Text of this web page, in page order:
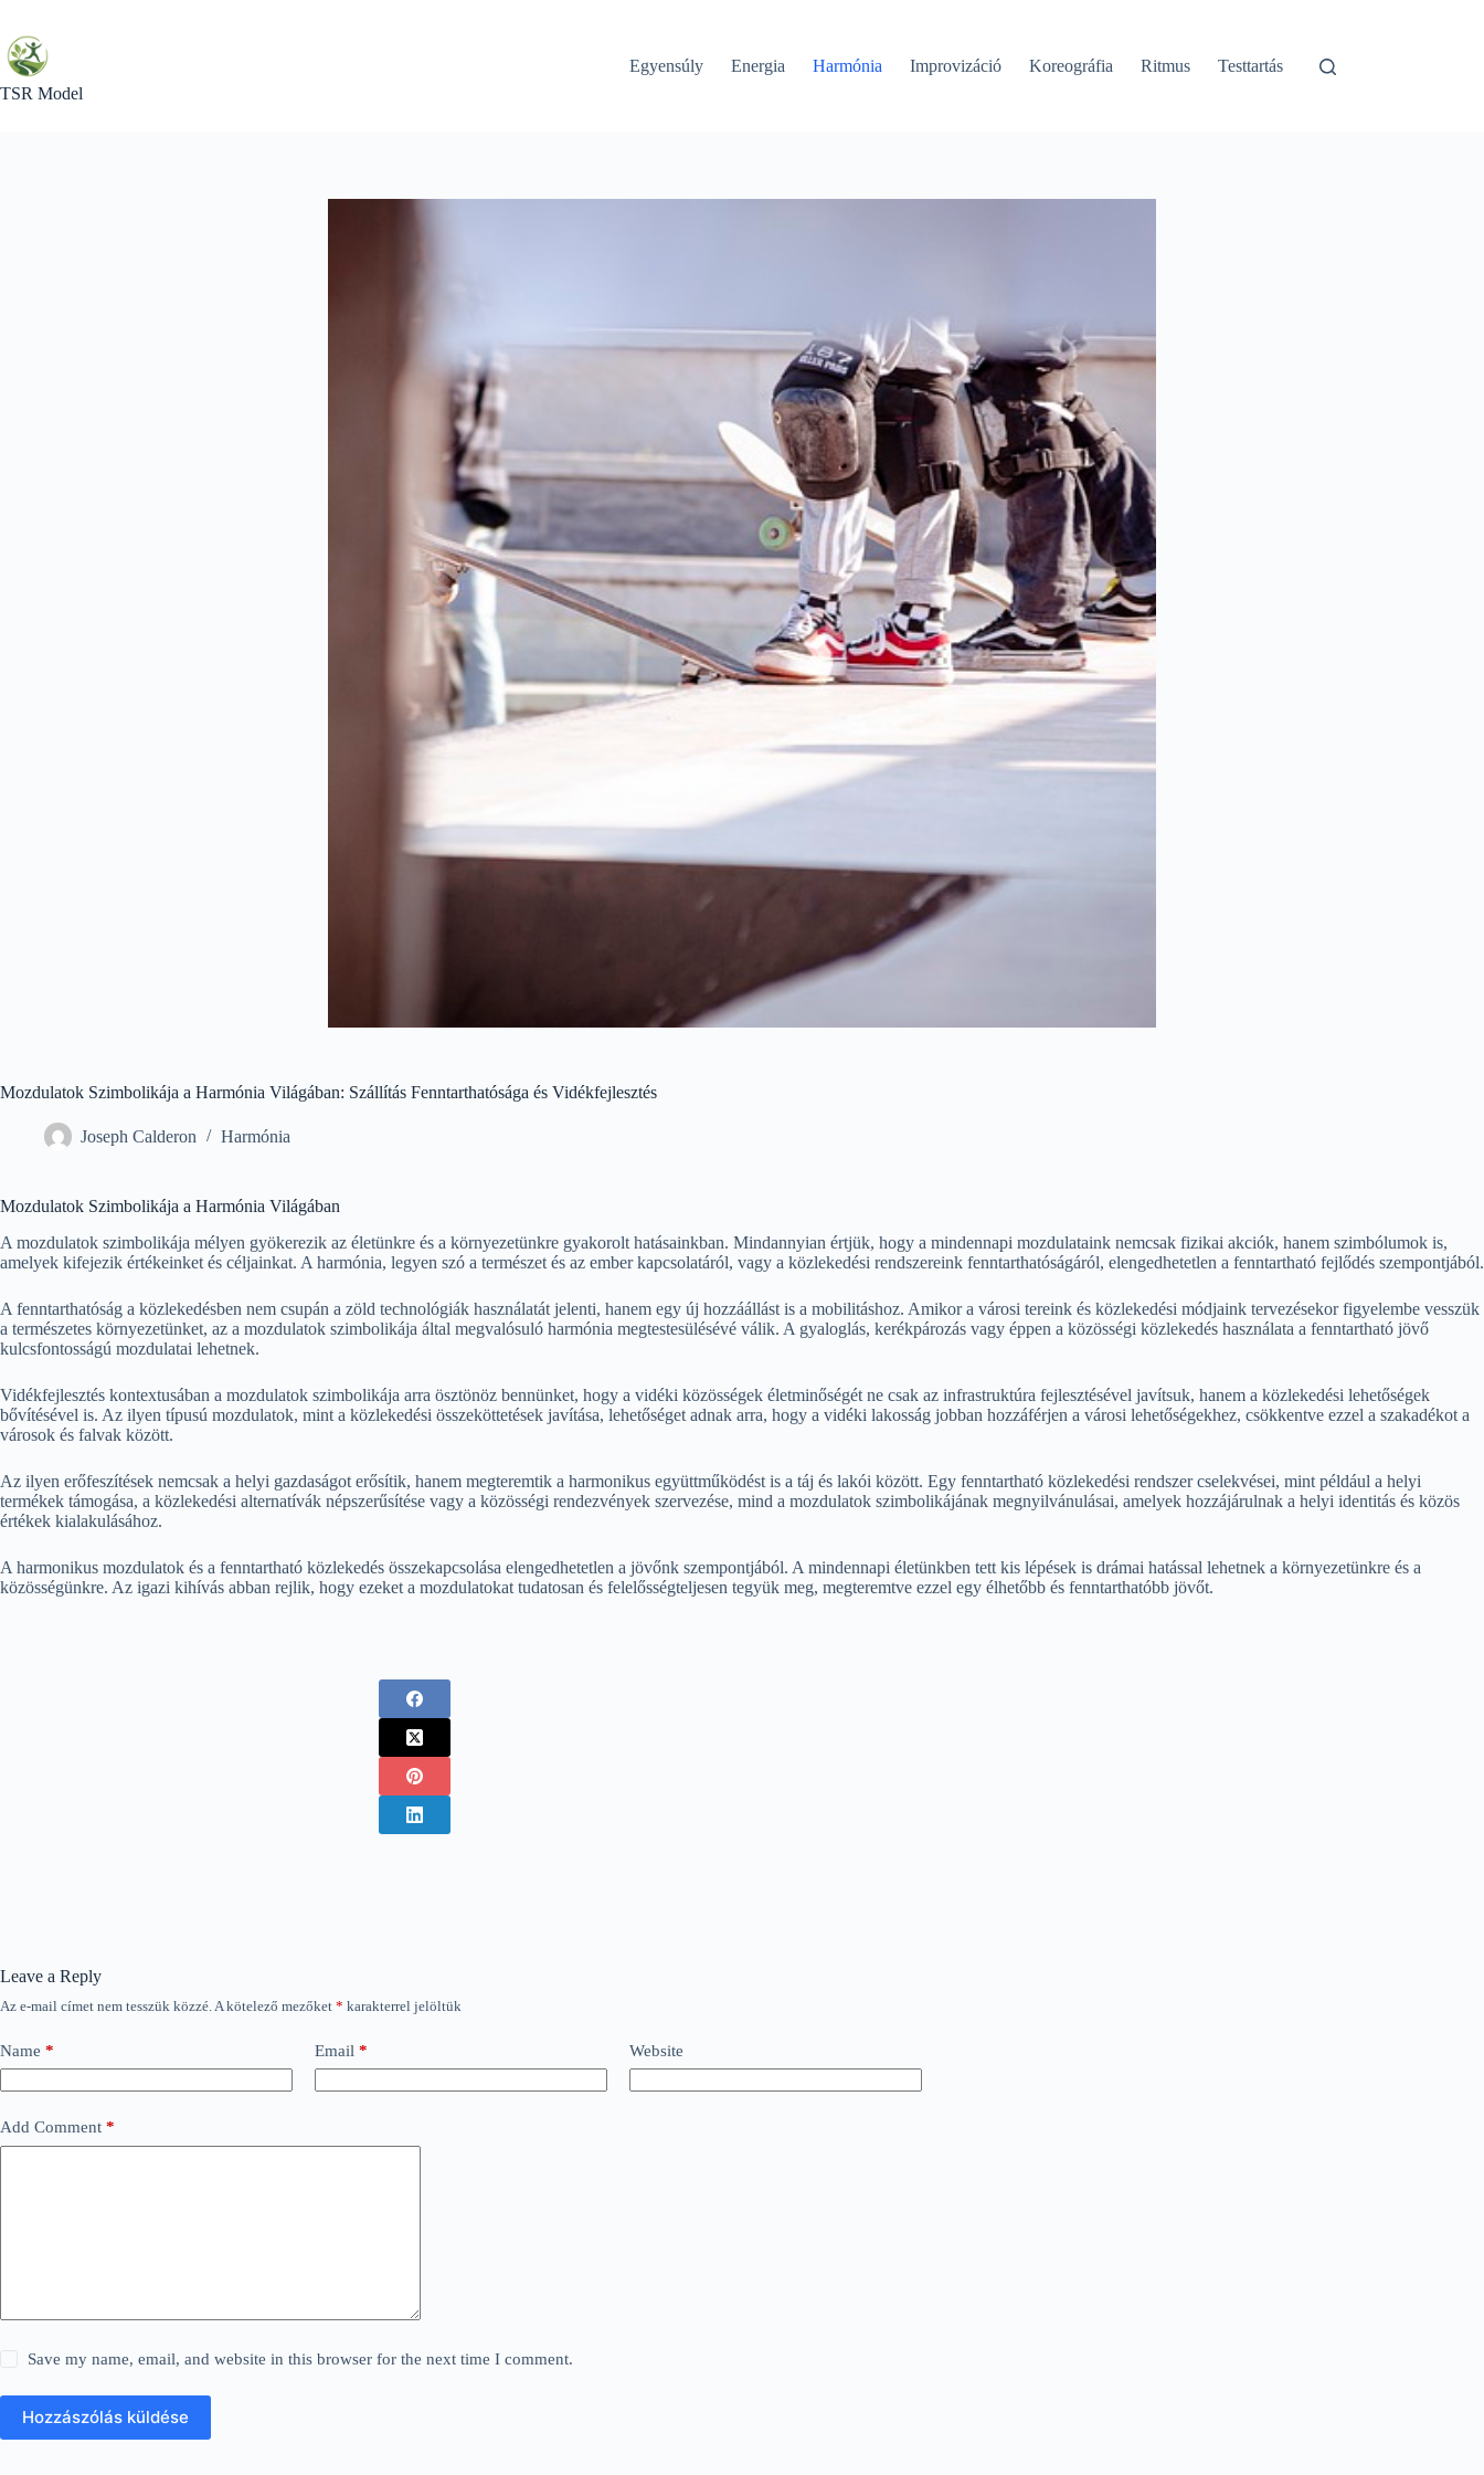
content
TSR Model
Egyensúly Energia Harmónia Improvizáció Koreográfia Ritmus Testtartás
Mozdulatok Szimbolikája a Harmónia Világában: Szállítás Fenntarthatósága és Vidékfejlesztés
Joseph Calderon Harmónia
Mozdulatok Szimbolikája a Harmónia Világában
A mozdulatok szimbolikája mélyen gyökerezik az életünkre és a környezetünkre gyakorolt hatásainkban. Mindannyian értjük, hogy a mindennapi mozdulataink nemcsak fizikai akciók, hanem szimbólumok is,
amelyek kifejezik értékeinket és céljainkat. A harmónia, legyen szó a természet és az ember kapcsolatáról, vagy a közlekedési rendszereink fenntarthatóságáról, elengedhetetlen a fenntartható fejlődés szempontjából.
A fenntarthatóság a közlekedésben nem csupán a zöld technológiák használatát jelenti, hanem egy új hozzáállást is a mobilitáshoz. Amikor a városi tereink és közlekedési módjaink tervezésekor figyelembe vesszük
a természetes környezetünket, az a mozdulatok szimbolikája által megvalósuló harmónia megtestesülésévé válik. A gyaloglás, kerékpározás vagy éppen a közösségi közlekedés használata a fenntartható jövő
kulcsfontosságú mozdulatai lehetnek.
Vidékfejlesztés kontextusában a mozdulatok szimbolikája arra ösztönöz bennünket, hogy a vidéki közösségek életminőségét ne csak az infrastruktúra fejlesztésével javítsuk, hanem a közlekedési lehetőségek
bővítésével is. Az ilyen típusú mozdulatok, mint a közlekedési összeköttetések javítása, lehetőséget adnak arra, hogy a vidéki lakosság jobban hozzáférjen a városi lehetőségekhez, csökkentve ezzel a szakadékot a
városok és falvak között.
Az ilyen erőfeszítések nemcsak a helyi gazdaságot erősítik, hanem megteremtik a harmonikus együttműködést is a táj és lakói között. Egy fenntartható közlekedési rendszer cselekvései, mint például a helyi
termékek támogása, a közlekedési alternatívák népszerűsítése vagy a közösségi rendezvények szervezése, mind a mozdulatok szimbolikájának megnyilvánulásai, amelyek hozzájárulnak a helyi identitás és közös
értékek kialakulásához.
A harmonikus mozdulatok és a fenntartható közlekedés összekapcsolása elengedhetetlen a jövőnk szempontjából. A mindennapi életünkben tett kis lépések is drámai hatással lehetnek a környezetünkre és a
közösségünkre. Az igazi kihívás abban rejlik, hogy ezeket a mozdulatokat tudatosan és felelősségteljesen tegyük meg, megteremtve ezzel egy élhetőbb és fenntarthatóbb jövőt.
Leave a Reply
Az e-mail címet nem tesszük közzé. A kötelező mezőket * karakterrel jelöltük
Name * Email * Website
Add Comment *
Save my name, email, and website in this browser for the next time I comment.
Hozzászólás küldése